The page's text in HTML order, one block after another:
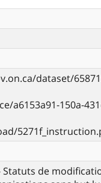
dataset/
a6153a91-150a-
de